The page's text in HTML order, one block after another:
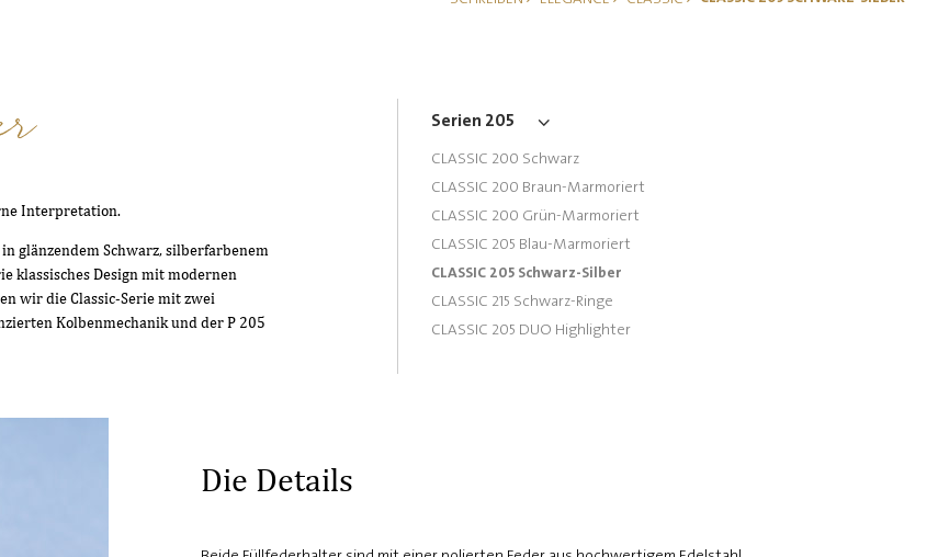
Interpretation.
glänzendem Schwarz, silberfarbenem
klassisches Design mit modernen
wir die Classic-Serie mit zwei
Kolbenmechanik und der P 205
Serien 205
CLASSIC 200 Schwarz
CLASSIC 200 Braun-Marmoriert
CLASSIC 200 Grün-Marmoriert
CLASSIC 205 Blau-Marmoriert
CLASSIC 205 Schwarz-Silber
CLASSIC 215 Schwarz-Ringe
CLASSIC 205 DUO Highlighter
Die Details